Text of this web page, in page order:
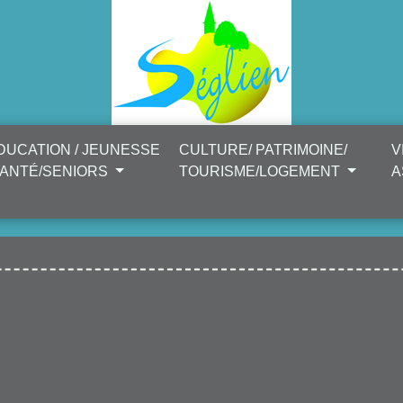
/ JEUNESSE
SENIORS
CULTURE/ PATRIMOINE/
TOURISME/LOGEMENT